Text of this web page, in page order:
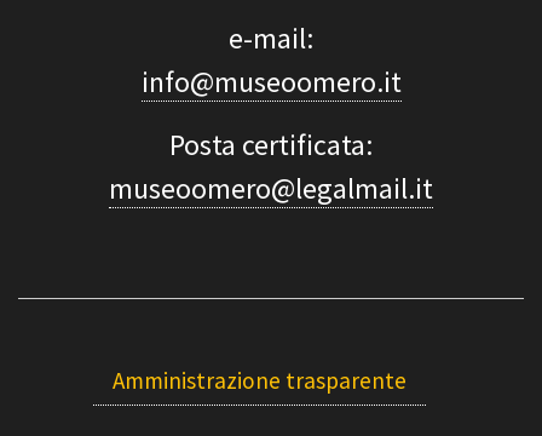
e-mail:
info@museoomero.it
Posta certificata:
museoomero@legalmail.it
Amministrazione trasparente